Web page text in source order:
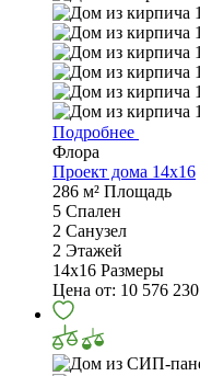
Подробнее
Флора
Проект дома 14х16
286 м² Площадь
5 Спален
2 Санузел
2 Этажей
14х16 Размеры
Цена от: 10 576 230